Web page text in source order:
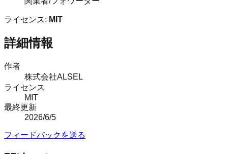
ライセンス: MIT
詳細情報
作者
株式会社ALSEL
ライセンス
MIT
最終更新
2026/6/5
フィードバックを送る